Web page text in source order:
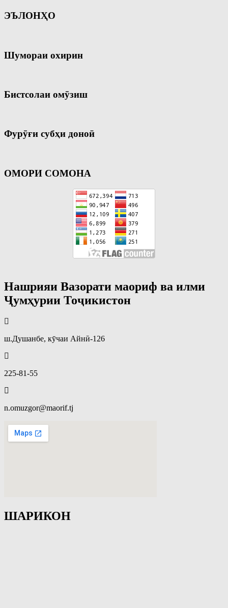
ЭЪЛОНҲО
Шумораи охирин
Бистсолаи омӯзиш
Фурӯғи субҳи доноӣ
ОМОРИ СОМОНА
Нашрияи Вазорати маориф ва илми
Ҷумҳурии Тоҷикистон
ш.Душанбе, кӯчаи Айнӣ-126
225-81-55
n.omuzgor@maorif.tj
ШАРИКОН